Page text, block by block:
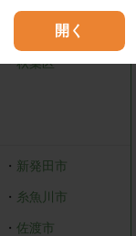
開く
・秋葉区
・ 新発田市
・ 糸魚川市
・ 佐渡市